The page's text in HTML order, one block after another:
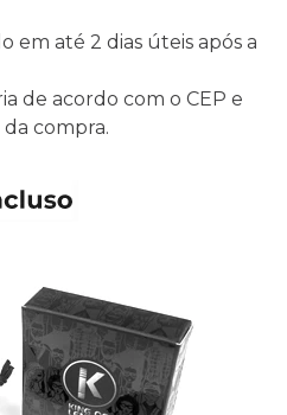
em até 2 dias úteis após a
de acordo com o CEP e
compra.